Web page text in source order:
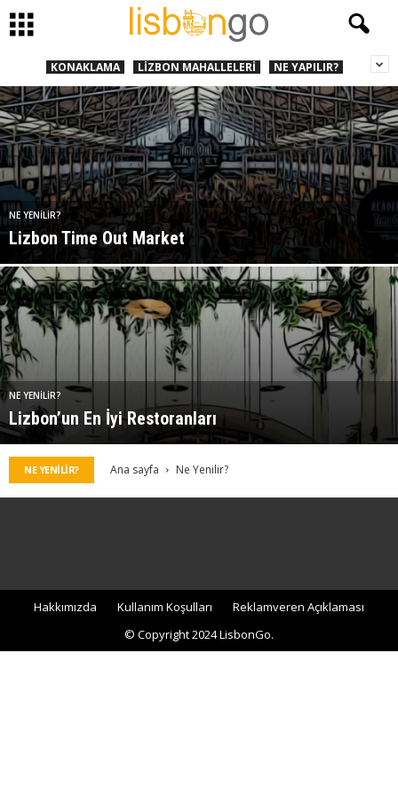
KONAKLAMA LIZBON MAHALLELERI NE YAPILIR?
NE YENILIR?
Lizbon Time Out Market
NE YENILIR?
Lizbon’un En İyi Restoranları
NE YENILIR? Ana sayfa Ne Yenilir?
Hakkımızda Kullanım Koşulları
Reklamveren Açıklaması
© Copyright 2024 LisbonGo.